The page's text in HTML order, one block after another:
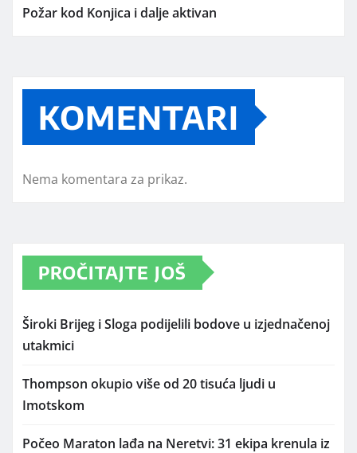
Požar kod Konjica i dalje aktivan
KOMENTARI
Nema komentara za prikaz.
PROČITAJTE JOŠ
Široki Brijeg i Sloga podijelili bodove u izjednačenoj
utakmici
Thompson okupio više od 20 tisuća ljudi u
Imotskom
Počeo Maraton lađa na Neretvi: 31 ekipa krenula iz